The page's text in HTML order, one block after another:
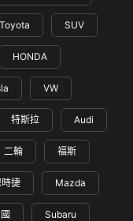
Toyota SUV
HONDA
VW
特斯拉 Audi
二輪 福斯
捷 Mazda
Subaru